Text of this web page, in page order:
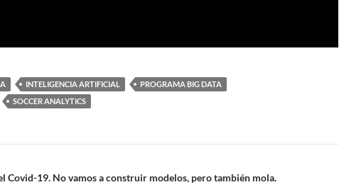
INTELIGENCIA ARTIFICIAL
PROGRAMA BIG DATA
SOCCER ANALYTICS
19. No vamos a construir modelos, pero también mola.